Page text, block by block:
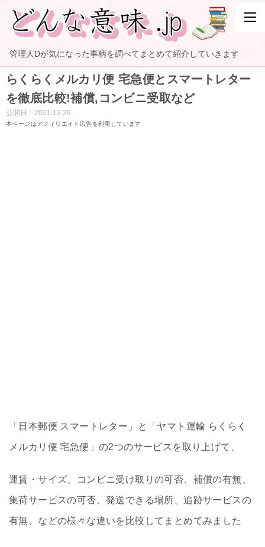
管理人Dが気になった事柄を調べてまとめて紹介していきます
らくらくメルカリ便 宅急便とスマートレター
を徹底比較!補償,コンビニ受取など
公開日： 2021.12.29
本ページはアフィリエイト広告を利用しています
「日本郵便 スマートレター」と「ヤマト運輸 らくらく
メルカリ便 宅急便」の2つのサービスを取り上げて、
運賃・サイズ、コンビニ受け取りの可否、補償の有無、
集荷サービスの可否、発送できる場所、追跡サービスの
有無、などの様々な違いを比較してまとめてみました